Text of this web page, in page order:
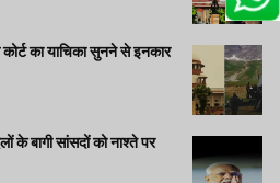
का याचिका सुनने से इनकार
के बागी सांसदों को नाश्ते पर